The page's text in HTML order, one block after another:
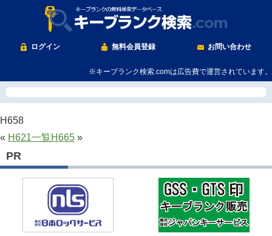
ログイン 無料会員登録 お問い合わせ
※キーブランク検索.comは広告費で運営されています。
H658
« H621一覧H665 »
PR